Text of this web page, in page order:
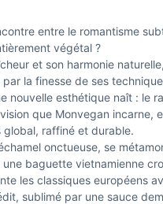
entre le romantisme
végétal ?
et son harmonie
la finesse de ses
nouvelle esthétique naît : le
que Monvegan incarne,
global, raffiné et durable.
onctueuse, se
baguette vietnamienne
les classiques européens
sublimé par une sauce